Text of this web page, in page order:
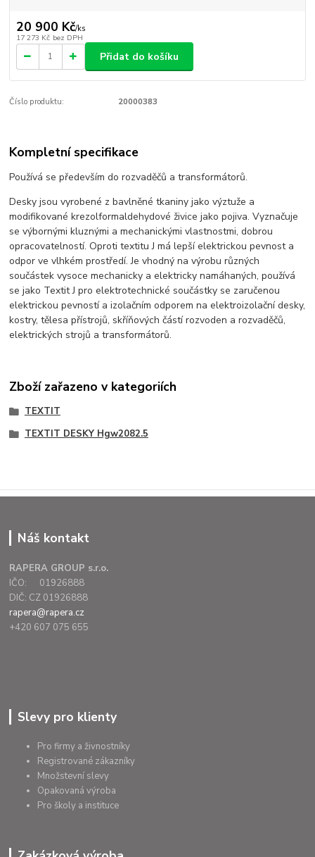
20 900 Kč/ks
17 273 Kč bez DPH
Přidat do košíku
Číslo produktu: 20000383
Kompletní specifikace
Používá se především do rozvaděčů a transformátorů.
Desky jsou vyrobené z bavlněné tkaniny jako výztuže a
modifikované krezolformaldehydové živice jako pojiva. Vyznačuje
se výbornými kluznými a mechanickými vlastnostmi, dobrou
opracovatelností. Oproti textitu J má lepší elektrickou pevnost a
odpor ve vlhkém prostředí. Je vhodný na výrobu různých
součástek vysoce mechanicky a elektricky namáhaných, používá
se jako Textit J pro elektrotechnické součástky se zaručenou
elektrickou pevností a izolačním odporem na elektroizolační desky,
kostry, tělesa přístrojů, skříňových částí rozvoden a rozvaděčů,
elektrických strojů a transformátorů.
Zboží zařazeno v kategoriích
TEXTIT
TEXTIT DESKY Hgw2082.5
Náš kontakt
RAPERA GROUP s.r.o.
IČO: 01926888
DIČ: CZ 01926888
rapera@rapera.cz
+420 607 075 655
Slevy pro klienty
Pro firmy a živnostníky
Registrované zákazníky
Množstevní slevy
Opakovaná výroba
Pro školy a instituce